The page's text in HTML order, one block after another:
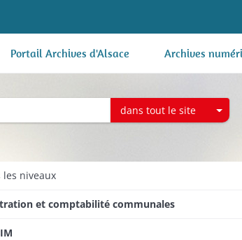
Portail Archives d'Alsace Archives
dans tout le site
niveaux
et comptabilité communales